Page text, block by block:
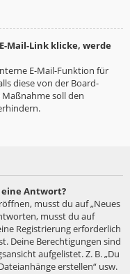
Mail-Link klicke, werde
E-Mail-Funktion für
diese von der Board-
soll den
Antwort?
musst du auf „Neues
musst du auf
Registrierung erforderlich
Deine Berechtigungen sind
aufgelistet. Z. B. „Du
erstellen“ usw.